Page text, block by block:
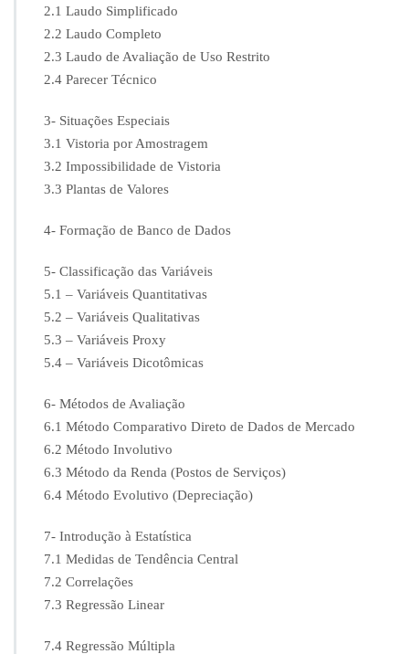
2.1 Laudo Simplificado
2.2 Laudo Completo
2.3 Laudo de Avaliação de Uso Restrito
2.4 Parecer Técnico
3- Situações Especiais
3.1 Vistoria por Amostragem
3.2 Impossibilidade de Vistoria
3.3 Plantas de Valores
4- Formação de Banco de Dados
5- Classificação das Variáveis
5.1 – Variáveis Quantitativas
5.2 – Variáveis Qualitativas
5.3 – Variáveis Proxy
5.4 – Variáveis Dicotômicas
6- Métodos de Avaliação
6.1 Método Comparativo Direto de Dados de Mercado
6.2 Método Involutivo
6.3 Método da Renda (Postos de Serviços)
6.4 Método Evolutivo (Depreciação)
7- Introdução à Estatística
7.1 Medidas de Tendência Central
7.2 Correlações
7.3 Regressão Linear
7.4 Regressão Múltipla